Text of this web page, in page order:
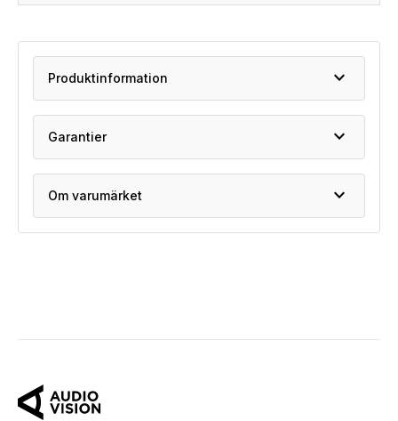
Produktinformation expand_more
Garantier expand_more
Om varumärket expand_more